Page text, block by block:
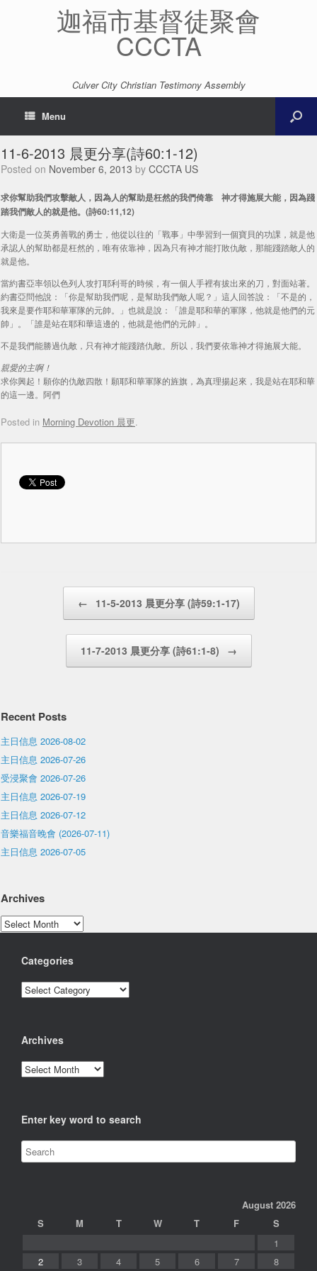
迦福市基督徒聚會
CCCTA
Culver City Christian Testimony Assembly
Menu
11-6-2013 晨更分享(詩60:1-12)
Posted on November 6, 2013 by CCCTA US
求你幫助我們攻擊敵人，因為人的幫助是枉然的我們倚靠 神才得施展大能，因為踐
踏我們敵人的就是他。(詩60:11,12)
大衛是一位英勇善戰的勇士，他從以往的「戰事」中學習到一個寶貝的功課，就是他
承認人的幫助都是枉然的，唯有依靠神，因為只有神才能打敗仇敵，那能踐踏敵人的
就是他。
當約書亞率領以色列人攻打耶利哥的時候，有一個人手裡有拔出來的刀，對面站著。
約書亞問他說：「你是幫助我們呢，是幫助我們敵人呢？」這人回答說：「不是的，
我來是要作耶和華軍隊的元帥。」也就是說：「誰是耶和華的軍隊，他就是他們的元
帥」。「誰是站在耶和華這邊的，他就是他們的元帥」。
不是我們能勝過仇敵，只有神才能踐踏仇敵。所以，我們要依靠神才得施展大能。
親愛的主啊！
求你興起！願你的仇敵四散！願耶和華軍隊的旌旗，為真理揚起來，我是站在耶和華
的這一邊。阿們
Posted in Morning Devotion 晨更.
← 11-5-2013 晨更分享 (詩59:1-17)
11-7-2013 晨更分享 (詩61:1-8) →
Recent Posts
主日信息 2026-08-02
主日信息 2026-07-26
受浸聚會 2026-07-26
主日信息 2026-07-19
主日信息 2026-07-12
音樂福音晚會 (2026-07-11)
主日信息 2026-07-05
Archives
Archives
Categories
Categories
Archives
Archives
Enter key word to search
August 2026
S
M T W T F
S
1
2
3 4 5 6 7 8